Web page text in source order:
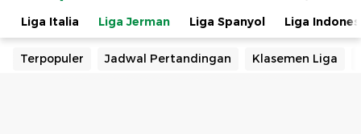
Liga Italia Liga Jerman Liga Spanyol Liga
Terpopuler Jadwal Pertandingan Klasemen Liga